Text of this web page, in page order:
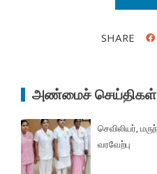
SHARE
அண்மைச் செய்திகள்
செவிலியர்,
வரவேற்பு